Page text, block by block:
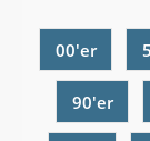
00'er
90'er